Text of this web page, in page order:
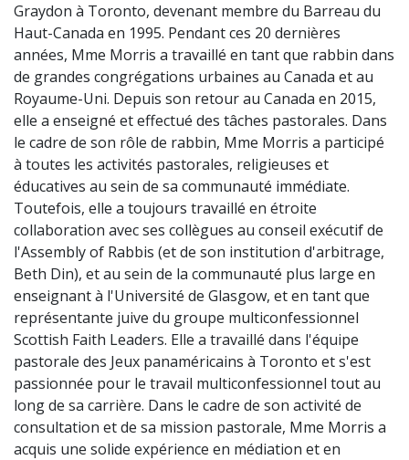
Graydon à Toronto, devenant membre du Barreau du
Haut-Canada en 1995. Pendant ces 20 dernières
années, Mme Morris a travaillé en tant que rabbin dans
de grandes congrégations urbaines au Canada et au
Royaume-Uni. Depuis son retour au Canada en 2015,
elle a enseigné et effectué des tâches pastorales. Dans
le cadre de son rôle de rabbin, Mme Morris a participé
à toutes les activités pastorales, religieuses et
éducatives au sein de sa communauté immédiate.
Toutefois, elle a toujours travaillé en étroite
collaboration avec ses collègues au conseil exécutif de
l'Assembly of Rabbis (et de son institution d'arbitrage,
Beth Din), et au sein de la communauté plus large en
enseignant à l'Université de Glasgow, et en tant que
représentante juive du groupe multiconfessionnel
Scottish Faith Leaders. Elle a travaillé dans l'équipe
pastorale des Jeux panaméricains à Toronto et s'est
passionnée pour le travail multiconfessionnel tout au
long de sa carrière. Dans le cadre de son activité de
consultation et de sa mission pastorale, Mme Morris a
acquis une solide expérience en médiation et en